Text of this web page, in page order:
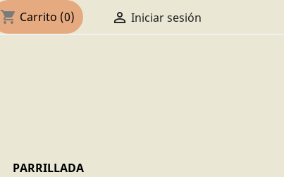
shopping_cart Carrito (0)  Iniciar sesión
PARRILLADA